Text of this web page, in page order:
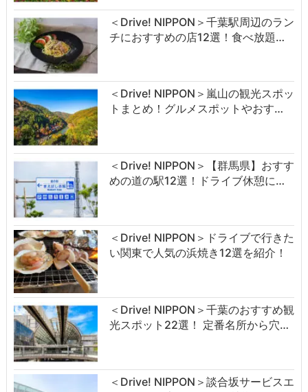
＜Drive! NIPPON＞千葉駅周辺のラン
チにおすすめの店12選！食べ放題…
＜Drive! NIPPON＞嵐山の観光スポッ
トまとめ！グルメスポットやおす…
＜Drive! NIPPON＞【群馬県】おすす
めの道の駅12選！ドライブ休憩に…
＜Drive! NIPPON＞ドライブで行きた
い関東で人気の浜焼き12選を紹介！
＜Drive! NIPPON＞千葉のおすすめ観
光スポット22選！ 定番名所から穴…
＜Drive! NIPPON＞談合坂サービスエ